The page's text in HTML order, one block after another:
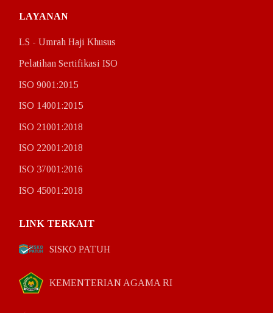
LAYANAN
LS - Umrah Haji Khusus
Pelatihan Sertifikasi ISO
ISO 9001:2015
ISO 14001:2015
ISO 21001:2018
ISO 22001:2018
ISO 37001:2016
ISO 45001:2018
LINK TERKAIT
SISKO PATUH
KEMENTERIAN AGAMA RI